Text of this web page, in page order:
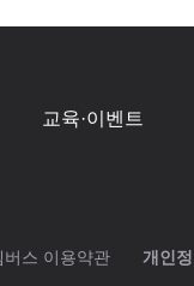
교육·이벤트
버스 이용약관 개인